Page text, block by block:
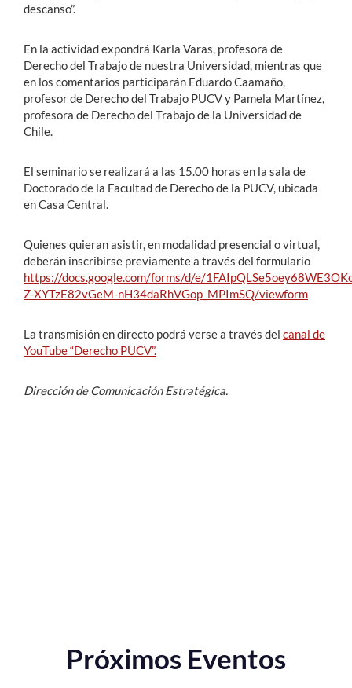
descanso”.
En la actividad expondrá Karla Varas, profesora de
Derecho del Trabajo de nuestra Universidad, mientras que
en los comentarios participarán Eduardo Caamaño,
profesor de Derecho del Trabajo PUCV y Pamela Martínez,
profesora de Derecho del Trabajo de la Universidad de
Chile.
El seminario se realizará a las 15.00 horas en la sala de
Doctorado de la Facultad de Derecho de la PUCV, ubicada
en Casa Central.
Quienes quieran asistir, en modalidad presencial o virtual,
deberán inscribirse previamente a través del formulario
https://docs.google.com/forms/d/e/
Z-XYTzE82vGeM-nH34daRhVGop_MPImSQ/viewform
La transmisión en directo podrá verse a través del canal de
YouTube “Derecho PUCV”.
Dirección de Comunicación Estratégica.
Próximos Eventos